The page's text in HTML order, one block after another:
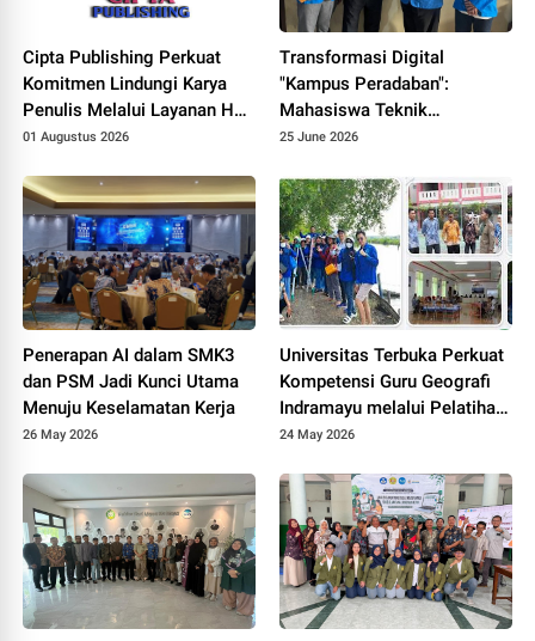
Cipta Publishing Perkuat
Komitmen Lindungi Karya
Penulis Melalui Layanan Hak
Cipta
01 Augustus 2026
Transformasi Digital
"Kampus Peradaban":
Mahasiswa Teknik
Informatika UNPAM
Online Terintegrasi untuk
MAS Al-Hasaniyah
25 June 2026
Penerapan AI dalam SMK3
dan PSM Jadi Kunci Utama
Menuju Keselamatan Kerja
26 May 2026
Universitas Terbuka Perkuat
Kompetensi Guru Geografi
Indramayu melalui Pelatihan
Drone Mapping dan Analisis
24 May 2026